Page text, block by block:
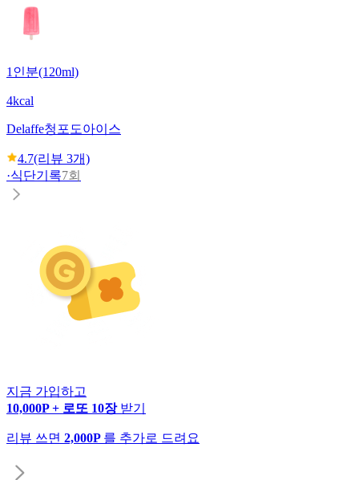
1인분(120ml)
4kcal
Delaffe청포도아이스
4.7(리뷰 3개)
·식단기록7회
지금 가입하고
10,000P + 로또 10장 받기
리뷰 쓰면 2,000P 를 추가로 드려요